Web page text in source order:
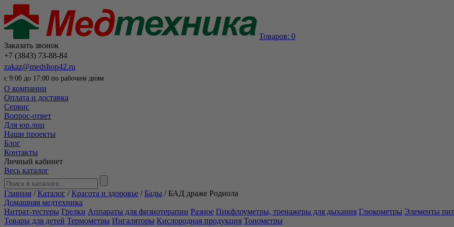
Товаров: 0
Заказать звонок
+7 (3843) 73-88-84
zakaz@medshop42.ru
с 9:00 до 17:00 по рабочим дням
О компании
Оплата и доставка
Сервис
Вопрос-ответ
Для юр.лиц
Наши проекты
Блог
Контакты
Личный кабинет
Весь каталог
Главная /Каталог /Красота и здоровье / Бады / БАД драже Родиола
Домашняя медтехника
Нитрат-тестеры Грелки Аппараты для физиотерапии Разное Пикфлоуметры, тренажеры для дыхания Глюкометры Элементы
Товары для детей Термометры Ингаляторы Кислородная продукция Тонометры